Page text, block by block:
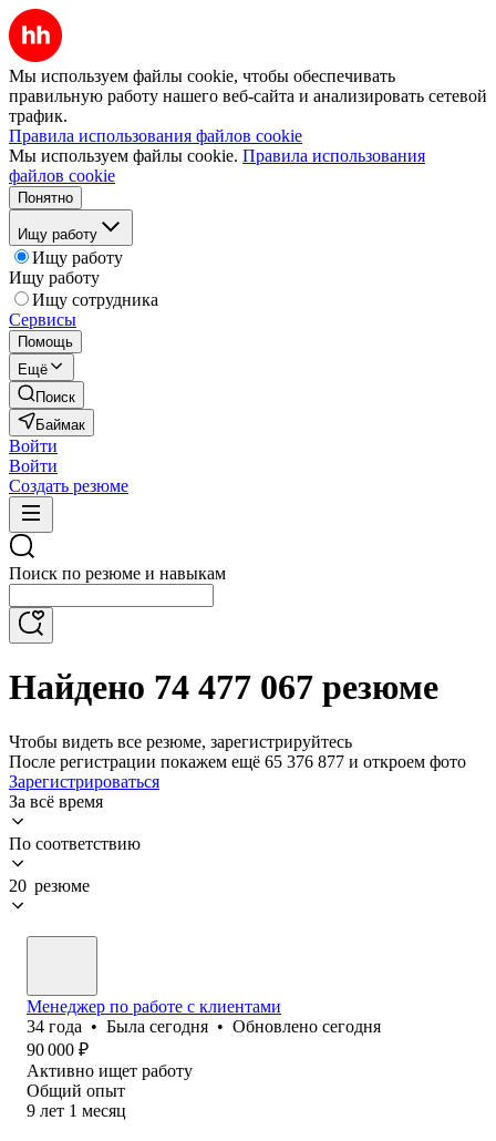
Мы используем файлы cookie, чтобы обеспечивать
правильную работу нашего веб-сайта и анализировать сетевой
трафик.
Правила использования файлов cookie
Мы используем файлы cookie. Правила использования
файлов cookie
Понятно
Ищу работу
Ищу работу
Ищу работу
Ищу сотрудника
Сервисы
Помощь
Ещё
Поиск
Баймак
Войти
Войти
Создать резюме
Поиск по резюме и навыкам
Найдено 74 477 067 резюме
Чтобы видеть все резюме, зарегистрируйтесь
После регистрации покажем ещё 65 376 877 и откроем фото
Зарегистрироваться
За всё время
По соответствию
20 резюме
Менеджер по работе с клиентами
34 года • Была сегодня • Обновлено сегодня
90 000 ₽
Активно ищет работу
Общий опыт
9 лет 1 месяц